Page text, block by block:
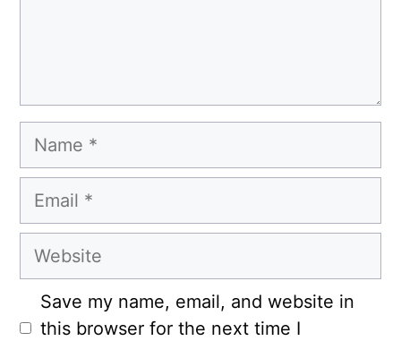
Name
Email
Website
Save my name, email, and website in
this browser for the next time I